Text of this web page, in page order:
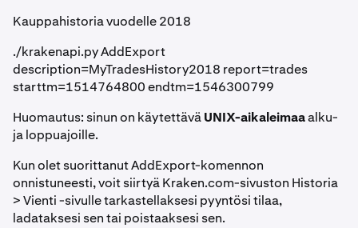
Kauppahistoria vuodelle 2018
./krakenapi.py AddExport
description=MyTradesHistory2018 report=trades
starttm=1514764800 endtm=1546300799
Huomautus: sinun on käytettäväUNIX-aikaleimaaalku-
ja loppuajoille.
Kun olet suorittanut AddExport-komennon
onnistuneesti, voit siirtyä Kraken.com-sivuston Historia
> Vienti -sivulle tarkastellaksesi pyyntösi tilaa,
ladataksesi sen tai poistaaksesi sen.